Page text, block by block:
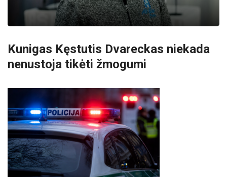
Kunigas Kęstutis Dvareckas niekada
nenustoja tikėti žmogumi